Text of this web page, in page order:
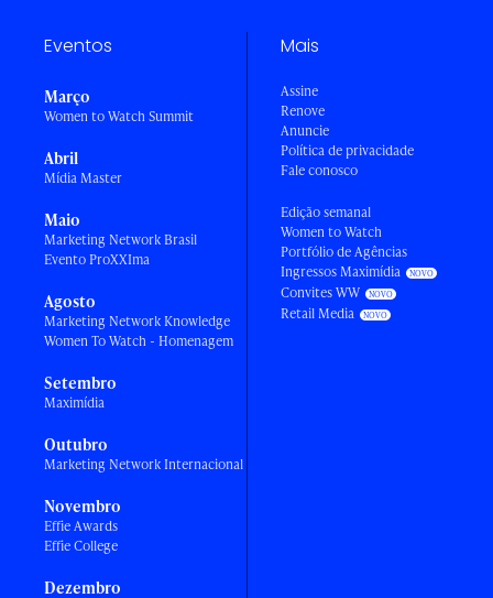
Eventos
Março
Women to Watch Summit
Abril
Mídia Master
Maio
Marketing Network Brasil
Evento ProXXIma
Agosto
Marketing Network Knowledge
Women To Watch - Homenagem
Setembro
Maximídia
Outubro
Marketing Network Internacional
Novembro
Effie Awards
Effie College
Dezembro
Mais
Assine
Renove
Anuncie
Política de privacidade
Fale conosco
Edição semanal
Women to Watch
Portfólio de Agências
Ingressos Maximídia
Convites WW
Retail Media